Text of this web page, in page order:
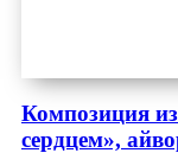
Композиция
сердцем»,